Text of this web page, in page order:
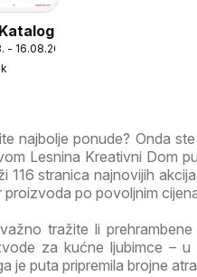
- 16.08.2026
najbolje ponude? Onda
Lesnina Kreativni Dom
116 stranica najnovijih
proizvoda po povoljnim
tražite li
za kućne ljubimce –
je puta pripremila brojne